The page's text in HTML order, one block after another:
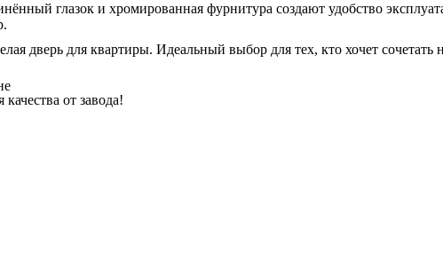
глазок и хромированная фурнитура создают удобство
дверь для квартиры. Идеальный выбор для тех, кто хочет
от завода!